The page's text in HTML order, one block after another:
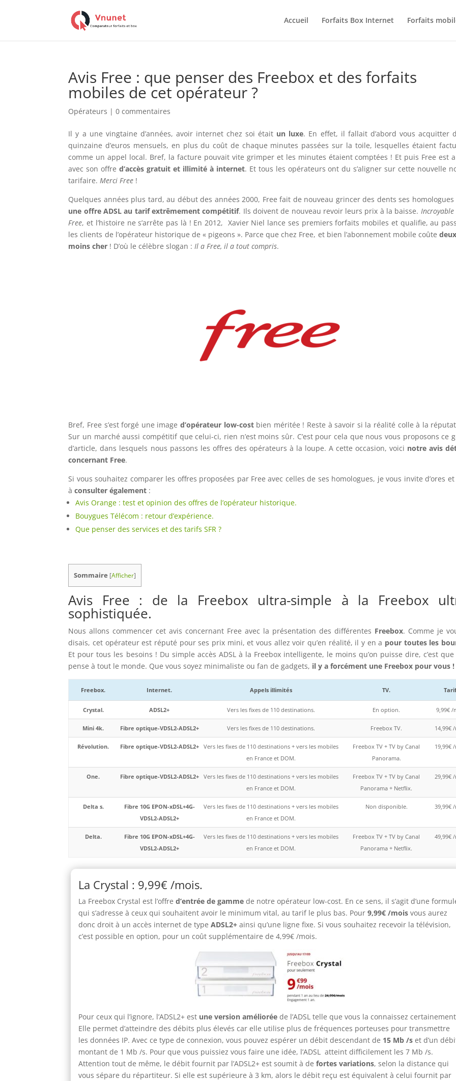
Accueil Forfaits Box Internet Forfaits
Avis Free : que penser des Freebox et des forfaits
mobiles de cet opérateur ?
Opérateurs |0 commentaires
Il y a une vingtaine d’années, avoir internet chez soi était un luxe. En effet, il fallait d’abord vous acquitter
quinzaine d’euros mensuels, en plus du coût de chaque minutes passées sur la toile, lesquelles étaient
comme un appel local. Bref, la facture pouvait vite grimper et les minutes étaient comptées ! Et puis Free est
avec son offred’accès gratuit et illimité à internet. Et tous les opérateurs ont du s’aligner sur cette nouvelle
tarifaire.Merci Free !
Quelques années plus tard, au début des années 2000, Free fait de nouveau grincer des dents ses homologues
une offre ADSL au tarif extrêmement compétitif. Ils doivent de nouveau revoir leurs prix à la baisse. Incroyable
Free, et l’histoire ne s’arrête pas là ! En 2012, Xavier Niel lance ses premiers forfaits mobiles et qualifie, au
les clients de l’opérateur historique de « pigeons ». Parce que chez Free, et bien l’abonnement mobile coûte
moins cher ! D’où le célèbre slogan : Il a Free, il a tout compris.
Bref, Free s’est forgé une imaged’opérateur low-costbien méritée ! Reste à savoir si la réalité colle à la
Sur un marché aussi compétitif que celui-ci, rien n’est moins sûr. C’est pour cela que nous vous proposons ce
d’article, dans lesquels nous passons les offres des opérateurs à la loupe. A cette occasion, voici notre avis
concernant Free.
Si vous souhaitez comparer les offres proposées par Free avec celles de ses homologues, je vous invite d’ores
àconsulter également :
Avis Orange : test et opinion des offres de l’opérateur historique.
Bouygues Télécom : retour d’expérience.
Que penser des services et des tarifs SFR ?
Sommaire [Afficher]
Avis Free : de la Freebox ultra-simple à la Freebox
sophistiquée.
Nous allons commencer cet avis concernant Free avec la présentation des différentes Freebox. Comme je
disais, cet opérateur est réputé pour ses prix mini, et vous allez voir qu’en réalité, il y en a pour toutes les
Et pour tous les besoins ! Du simple accès ADSL à la Freebox intelligente, le moins qu’on puisse dire, c’est que
pense à tout le monde. Que vous soyez minimaliste ou fan de gadgets, il y a forcément une Freebox pour vous !
Freebox. Internet. Appels illimités TV.
Crystal. ADSL2+ Vers les fixes de 110 destinations. En option. 9,99€ /
Mini 4k. Fibre optique-VDSL2-ADSL2+ Vers les fixes de 110 destinations. Freebox TV. 14,99€
Révolution. Fibre optique-VDSL2-ADSL2+
Vers les fixes de 110 destinations + vers les mobiles
en France et DOM.
Freebox TV + TV by Canal
Panorama.
19,99€
One. Fibre optique-VDSL2-ADSL2+
Vers les fixes de 110 destinations + vers les mobiles
en France et DOM.
Freebox TV + TV by Canal
Panorama + Netflix.
29,99€
Delta s.
Fibre 10G EPON-xDSL+4G-
VDSL2-ADSL2+
Vers les fixes de 110 destinations + vers les mobiles
en France et DOM.
Non disponible. 39,99€
Delta.
Fibre 10G EPON-xDSL+4G-
VDSL2-ADSL2+
Vers les fixes de 110 destinations + vers les mobiles
en France et DOM.
Freebox TV + TV by Canal
Panorama + Netflix.
49,99€
La Crystal : 9,99€ /mois.
La Freebox Crystal est l’offred’entrée de gamme de notre opérateur low-cost. En ce sens, il s’agit d’une
qui s’adresse à ceux qui souhaitent avoir le minimum vital, au tarif le plus bas. Pour 9,99€ /mois vous aurez
donc droit à un accès internet de typeADSL2+ ainsi qu’une ligne fixe. Si vous souhaitez recevoir la télévision,
c’est possible en option, pour un coût supplémentaire de 4,99€ /mois.
Pour ceux qui l’ignore, l’ADSL2+ est une version améliorée de l’ADSL telle que vous la connaissez
Elle permet d’atteindre des débits plus élevés car elle utilise plus de fréquences porteuses pour transmettre
les données IP. Avec ce type de connexion, vous pouvez espérer un débit descendant de 15 Mb /s et d’un
montant de 1 Mb /s. Pour que vous puissiez vous faire une idée, l’ADSL atteint difficilement les 7 Mb /s.
Attention tout de même, le débit fournit par l’ADSL2+ est soumit à de fortes variations, selon la distance qui
vous sépare du répartiteur. Si elle est supérieure à 3 km, alors le débit reçu est équivalent à celui fournit par